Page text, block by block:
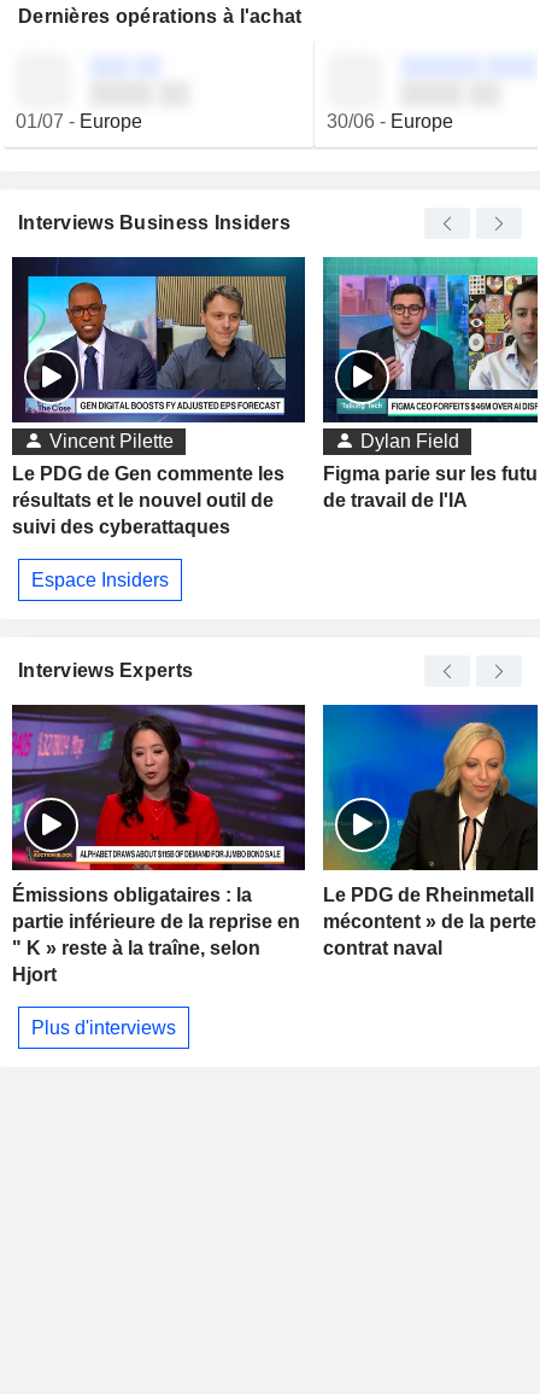
Dernières opérations à l'achat
01/07 - Europe 30/06- Europe
Interviews Business Insiders
Vincent Pilette
Le PDG de Gen commente les
résultats et le nouvel outil de
suivi des cyberattaques
Dylan Field
Figma parie sur les
de travail de l'IA
Espace Insiders
Interviews Experts
Émissions obligataires : la
partie inférieure de la reprise en
" K » reste à la traîne, selon
Hjort
Le PDG de
mécontent » de la
contrat naval
Plus d'interviews